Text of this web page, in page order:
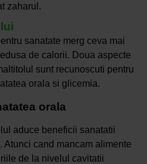
zaharul.
sanatate merg ceva mai
de calorii. Doua aspecte
sunt recunoscuti pentru
orala si glicemia.
orala
aduce beneficii sanatatii
Atunci cand mancam alimente
de la nivelul cavitatii